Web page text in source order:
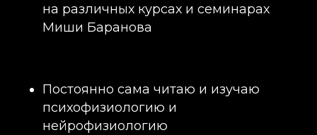
на различных курсах и семинарах
Миши Баранова
Постоянно сама читаю и изучаю
психофизиологию и
нейрофизиологию